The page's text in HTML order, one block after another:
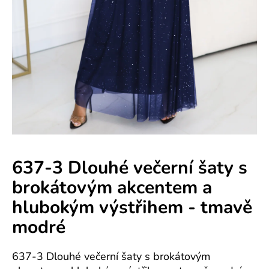
637-3 Dlouhé večerní šaty s
brokátovým akcentem a
hlubokým výstřihem - tmavě
modré
637-3 Dlouhé večerní šaty s brokátovým
á
j
s
HĽADAŤ
d